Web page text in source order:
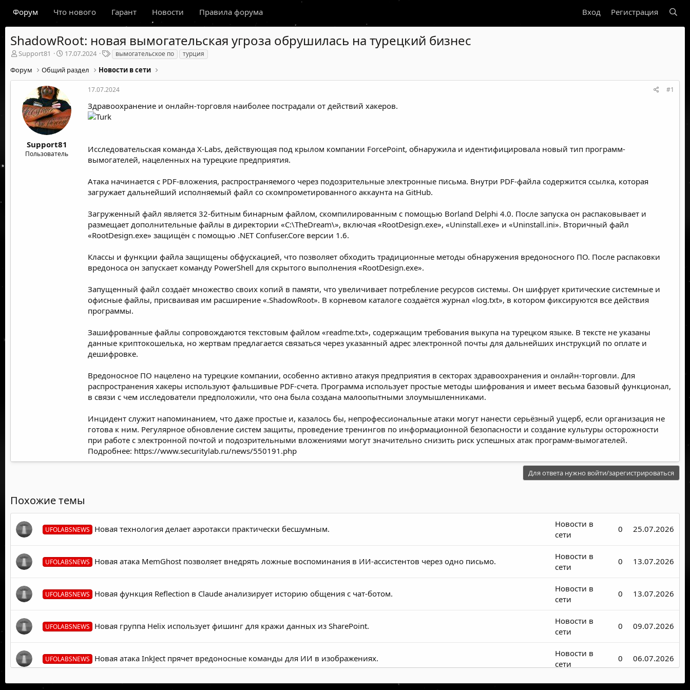
Форум Что нового Гарант Новости Правила форума Вход Регистрация
ShadowRoot: новая вымогательская угроза обрушилась на турецкий бизнес
А
т
о
м
Support81
Д
т
а
а
ч
а
л
17.07.2024
Т
е
г
и
вымогательское по турция
Форум Общий раздел Новости в сети
Support81
Пользователь
17.07.2024 #1
Здравоохранение и онлайн-торговля наиболее пострадали от действий хакеров.
Исследовательская команда X-Labs, действующая под крылом компании ForcePoint, обнаружила и идентифицировала новый тип программ-
вымогателей, нацеленных на турецкие предприятия.
Атака начинается с PDF-вложения, распространяемого через подозрительные электронные письма. Внутри PDF-файла содержится ссылка, которая
загружает дальнейший исполняемый файл со скомпрометированного аккаунта на GitHub.
Загруженный файл является 32-битным бинарным файлом, скомпилированным с помощью Borland Delphi 4.0. После запуска он распаковывает и
размещает дополнительные файлы в директории «C:\TheDream\», включая «RootDesign.exe», «Uninstall.exe» и «Uninstall.ini». Вторичный файл
«RootDesign.exe» защищён с помощью .NET Confuser.Core версии 1.6.
Классы и функции файла защищены обфускацией, что позволяет обходить традиционные методы обнаружения вредоносного ПО. После распаковки
вредоноса он запускает команду PowerShell для скрытого выполнения «RootDesign.exe».
Запущенный файл создаёт множество своих копий в памяти, что увеличивает потребление ресурсов системы. Он шифрует критические системные и
офисные файлы, присваивая им расширение «.ShadowRoot». В корневом каталоге создаётся журнал «log.txt», в котором фиксируются все действия
программы.
Зашифрованные файлы сопровождаются текстовым файлом «readme.txt», содержащим требования выкупа на турецком языке. В тексте не указаны
данные криптокошелька, но жертвам предлагается связаться через указанный адрес электронной почты для дальнейших инструкций по оплате и
дешифровке.
Вредоносное ПО нацелено на турецкие компании, особенно активно атакуя предприятия в секторах здравоохранения и онлайн-торговли. Для
распространения хакеры используют фальшивые PDF-счета. Программа использует простые методы шифрования и имеет весьма базовый функционал,
в связи с чем исследователи предположили, что она была создана малоопытными злоумышленниками.
Инцидент служит напоминанием, что даже простые и, казалось бы, непрофессиональные атаки могут нанести серьёзный ущерб, если организация не
готова к ним. Регулярное обновление систем защиты, проведение тренингов по информационной безопасности и создание культуры осторожности
при работе с электронной почтой и подозрительными вложениями могут значительно снизить риск успешных атак программ-вымогателей.
Подробнее: https://www.securitylab.ru/news/550191.php
Для ответа нужно войти/зарегистрироваться
Похожие темы
UFOLABSNEWS Новая технология делает аэротакси практически бесшумным.
Новости в
сети
0 25.07.2026
UFOLABSNEWS Новая атака MemGhost позволяет внедрять ложные воспоминания в ИИ-ассистентов через одно письмо.
Новости в
сети
0 13.07.2026
UFOLABSNEWS Новая функция Reflection в Claude анализирует историю общения с чат-ботом.
Новости в
сети
0 13.07.2026
UFOLABSNEWS Новая группа Helix использует фишинг для кражи данных из SharePoint.
Новости в
сети
0 09.07.2026
UFOLABSNEWS Новая атака InkJect прячет вредоносные команды для ИИ в изображениях.
Новости в
сети
0 06.07.2026
Новости в